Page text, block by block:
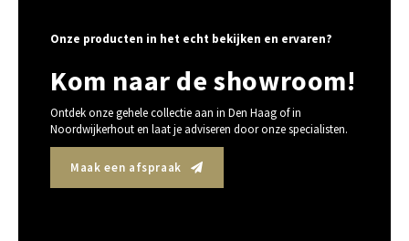
Onze producten in het echt bekijken en ervaren?
Kom naar de showroom!
Ontdek onze gehele collectie aan in Den Haag of in
Noordwijkerhout en laat je adviseren door onze specialisten.
Maak een afspraak